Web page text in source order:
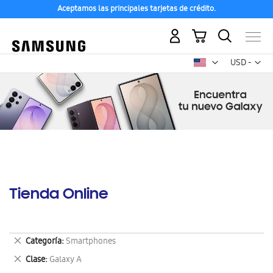
Aceptamos las principales tarjetas de crédito.
USD -
dólar
Mi carrito
Tienda Online
Categoría Smartphones
Eliminar
este
artículo
Clase Galaxy A
Eliminar